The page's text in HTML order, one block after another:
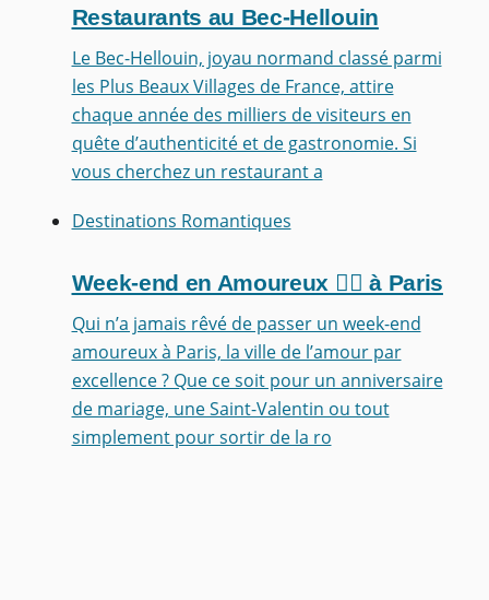
Restaurants au Bec-Hellouin
Le Bec-Hellouin, joyau normand classé parmi
les Plus Beaux Villages de France, attire
chaque année des milliers de visiteurs en
quête d’authenticité et de gastronomie. Si
vous cherchez un restaurant a
Destinations Romantiques
Week-end en Amoureux ❤️‍🔥 à Paris
Qui n’a jamais rêvé de passer un week-end
amoureux à Paris, la ville de l’amour par
excellence ? Que ce soit pour un anniversaire
de mariage, une Saint-Valentin ou tout
simplement pour sortir de la ro